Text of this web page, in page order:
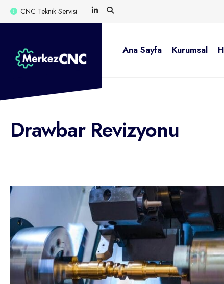
Skip
to
CNC Teknik Servisi
Ana Sayfa Kurumsal
Drawbar Revizyonu